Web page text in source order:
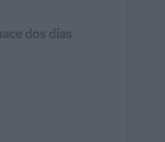
dos días